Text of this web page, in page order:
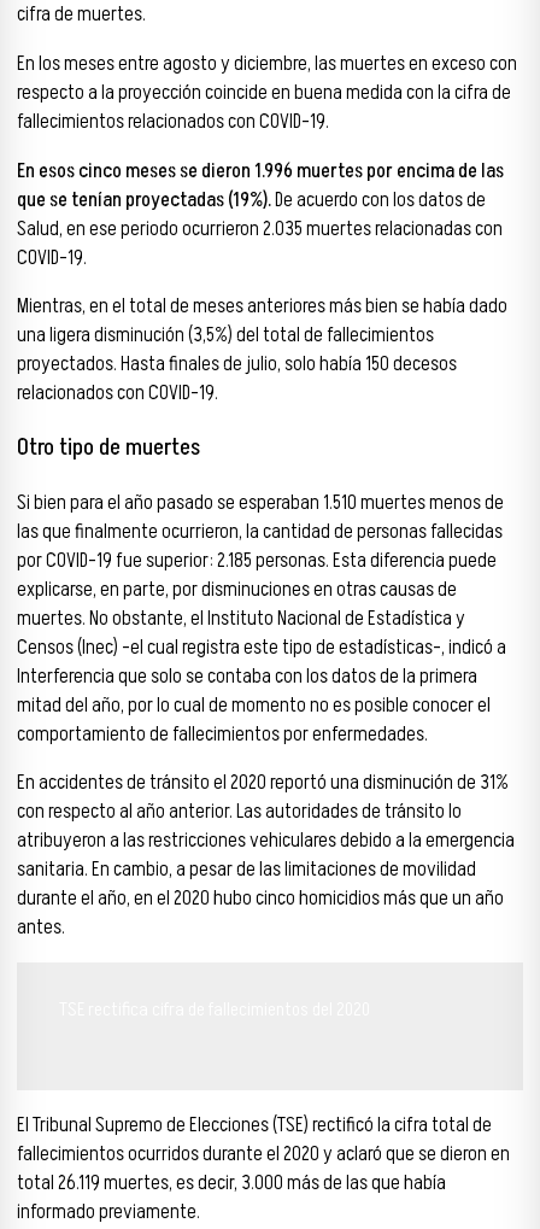
cifra de muertes.
En los meses entre agosto y diciembre, las muertes en exceso con
respecto a la proyección coincide en buena medida con la cifra de
fallecimientos relacionados con COVID-19.
En esos cinco meses se dieron 1.996 muertes por encima de las
que se tenían proyectadas (19%).De acuerdo con los datos de
Salud, en ese periodo ocurrieron 2.035 muertes relacionadas con
COVID-19.
Mientras, en el total de meses anteriores más bien se había dado
una ligera disminución (3,5%) del total de fallecimientos
proyectados. Hasta finales de julio, solo había 150 decesos
relacionados con COVID-19.
Otro tipo de muertes
Si bien para el año pasado se esperaban 1.510 muertes menos de
las que finalmente ocurrieron, la cantidad de personas fallecidas
por COVID-19 fue superior: 2.185 personas. Esta diferencia puede
explicarse, en parte, por disminuciones en otras causas de
muertes. No obstante, el Instituto Nacional de Estadística y
Censos (Inec) -el cual registra este tipo de estadísticas-, indicó a
Interferencia que solo se contaba con los datos de la primera
mitad del año, por lo cual de momento no es posible conocer el
comportamiento de fallecimientos por enfermedades.
En accidentes de tránsito el 2020 reportó una disminución de 31%
con respecto al año anterior. Las autoridades de tránsito lo
atribuyeron a las restricciones vehiculares debido a la emergencia
sanitaria. En cambio, a pesar de las limitaciones de movilidad
durante el año, en el 2020 hubo cinco homicidios más que un año
antes.
El Tribunal Supremo de Elecciones (TSE) rectificó la cifra total de
fallecimientos ocurridos durante el 2020 y aclaró que se dieron en
total 26.119 muertes, es decir, 3.000 más de las que había
informado previamente.